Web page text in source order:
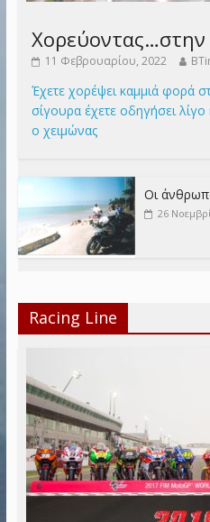
11 Φεβρουαρίου, 2022
Έχετε χορέψει καμμιά φορά
σίγουρα έχετε οδηγήσει
ο χειμώνας
Οι
26
Racing Line